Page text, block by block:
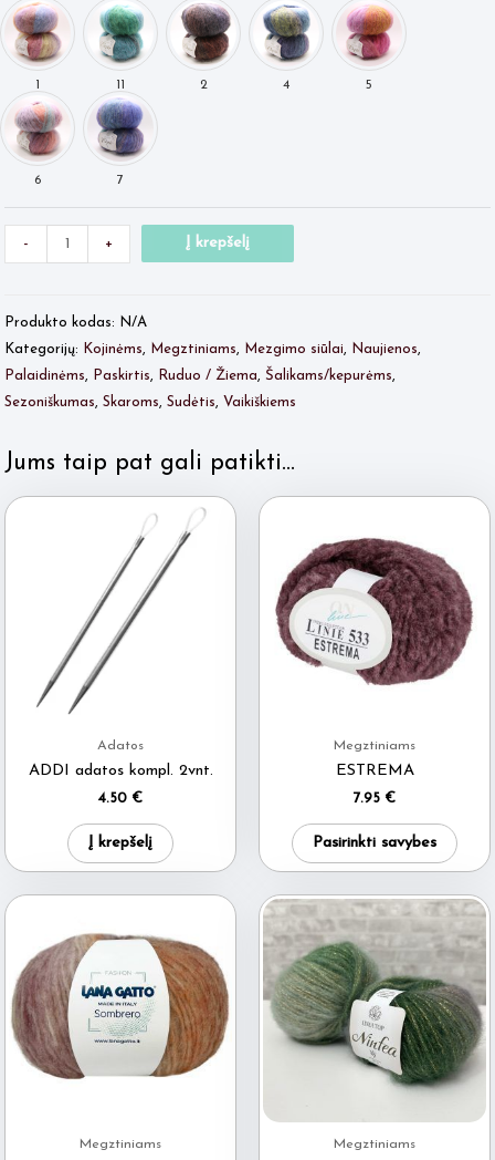
Quantity
-
produkto
Quantity
+ Į krepšelį
Produkto kodas:
N/A
Kategorijų:
Kojinėms, Megztiniams, Mezgimo siūlai, Naujienos,
Palaidinėms, Paskirtis, Ruduo / Žiema, Šalikams/kepurėms,
Sezoniškumas, Skaroms, Sudėtis, Vaikiškiems
Jums taip pat gali patikti…
Adatos
ADDI adatos kompl. 2vnt.
4.50 €
Į krepšelį
Megztiniams
ESTREMA
7.95 €
Pasirinkti savybes
The
may
be
Megztiniams Megztiniams